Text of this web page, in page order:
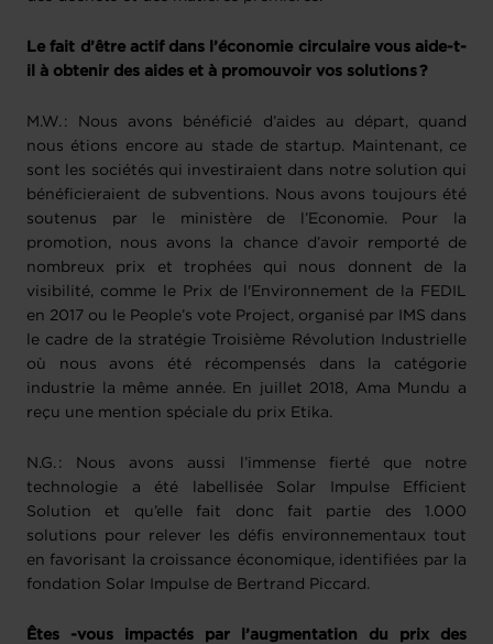
Le fait d’être actif dans l’économie circulaire vous aide-t-
il à obtenir des aides et à promouvoir vos solutions ?
M.W. : Nous avons bénéficié d’aides au départ, quand
nous étions encore au stade de startup. Maintenant, ce
sont les sociétés qui investiraient dans notre solution qui
bénéficieraient de subventions. Nous avons toujours été
soutenus par le ministère de l’Economie. Pour la
promotion, nous avons la chance d’avoir remporté de
nombreux prix et trophées qui nous donnent de la
visibilité, comme le Prix de l'Environnement de la FEDIL
en 2017 ou le People’s vote Project, organisé par IMS dans
le cadre de la stratégie Troisième Révolution Industrielle
où nous avons été récompensés dans la catégorie
industrie la même année. En juillet 2018, Ama Mundu a
reçu une mention spéciale du prix Etika.
N.G. : Nous avons aussi l’immense fierté que notre
technologie a été labellisée Solar Impulse Efficient
Solution et qu’elle fait donc fait partie des 1.000
solutions pour relever les défis environnementaux tout
en favorisant la croissance économique, identifiées par la
fondation Solar Impulse de Bertrand Piccard.
Êtes -vous impactés par l’augmentation du prix des